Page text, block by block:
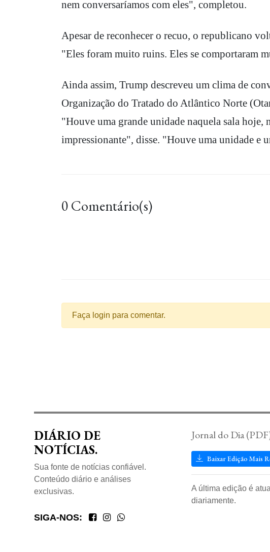
nem conversaríamos com eles", completou.
Apesar de reconhecer o recuo, o republicano
"Eles foram muito ruins. Eles se comportaram
Ainda assim, Trump descreveu um clima de
Organização do Tratado do Atlântico Norte
"Houve uma grande unidade naquela sala hoje,
impressionante", disse. "Houve uma unidade e
0 Comentário(s)
Faça login para comentar.
DIÁRIO DE
NOTÍCIAS.
Sua fonte de notícias confiável.
Conteúdo diário e análises
exclusivas.
SIGA-NOS:
Jornal do Dia
Baixar Edição Mais
A última edição é
diariamente.